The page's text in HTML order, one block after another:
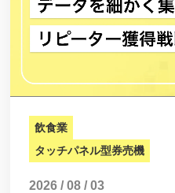
飲食業
タッチパネル型券売機
2026 / 08 / 03